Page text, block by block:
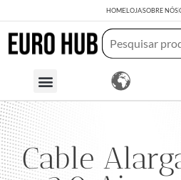
HOMELOJASOBRE NÓS
Cable